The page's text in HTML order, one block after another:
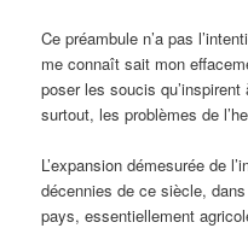
Ce préambule n’a pas
me connaît sait mon
poser les soucis
surtout, les problèmes de
L’expansion démesurée de
décennies de ce siècle,
pays, essentiellement